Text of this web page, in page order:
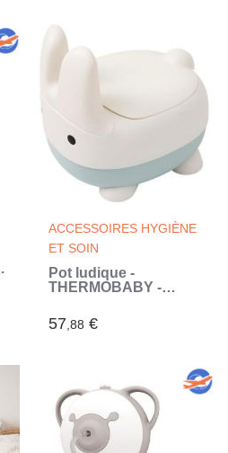
ACCESSOIRES HYGIÈNE
ET SOIN
Pot ludique -
THERMOBABY -
amovible
57,88 €